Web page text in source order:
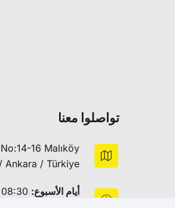
تواصلوا معنا
16 Malıköy
Ankara / Türkiye
أيام الأسبوع: